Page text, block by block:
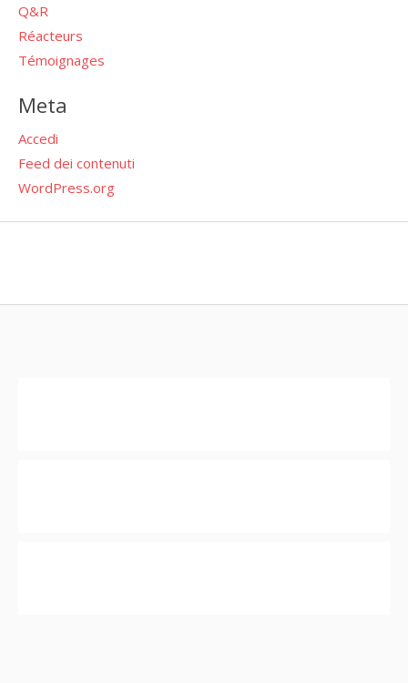
Q&R
Réacteurs
Témoignages
Meta
Accedi
Feed dei contenuti
WordPress.org